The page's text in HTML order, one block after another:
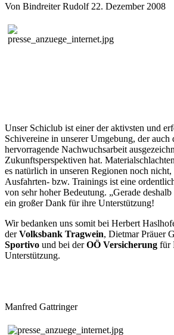
Von Bindreiter Rudolf 22. Dezember 2008
Unser Schiclub ist einer der aktivsten und
Schivereine in unserer Umgebung, der auch
hervorragende Nachwuchsarbeit
Zukunftsperspektiven hat.
es natürlich in unseren Regionen noch
Ausfahrten- bzw. Trainings ist eine
von sehr hoher Bedeutung. „Gerade
ein großer Dank für ihre Unterstützung!
Wir bedanken uns somit bei Herbert
derVolksbank Tragwein, Dietmar Präuer
Sportivo und bei derOÖ Versicherung für
Unterstützung.
Manfred Gattringer